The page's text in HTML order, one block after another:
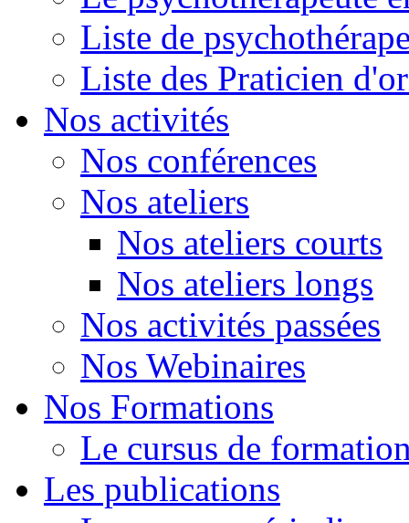
Liste de
Liste des Praticien
Nos activités
Nos conférences
Nos ateliers
Nos ateliers courts
Nos ateliers longs
Nos activités passées
Nos Webinaires
Nos Formations
Le cursus de
Les publications